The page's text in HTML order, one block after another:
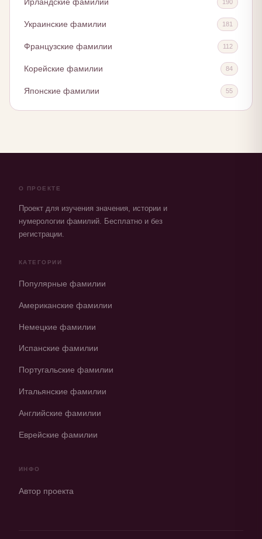
190
Украинские фамилии 181
Французские фамилии 112
Корейские фамилии 84
Японские фамилии 55
О ПРОЕКТЕ
Проект для изучения значения, истории и
нумерологии фамилий. Бесплатно и без
регистрации.
КАТЕГОРИИ
Популярные фамилии
Американские фамилии
Немецкие фамилии
Испанские фамилии
Португальские фамилии
Итальянские фамилии
Английские фамилии
Еврейские фамилии
ИНФО
Автор проекта